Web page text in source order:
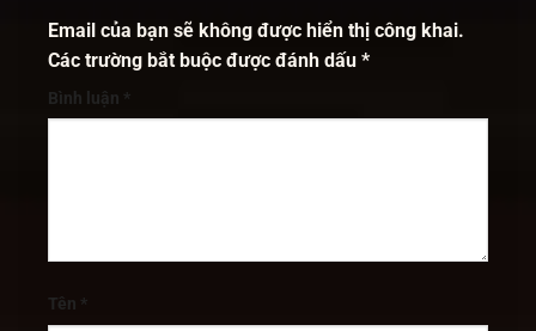
Email của bạn sẽ không được hiển thị công khai.
Các trường bắt buộc được đánh dấu *
Bình luận *
Tên *